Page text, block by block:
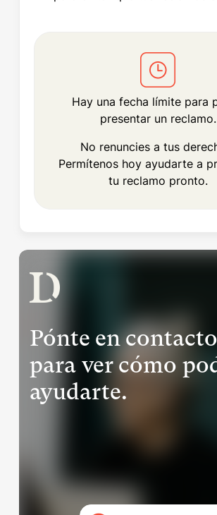
Hay una fecha límite para
presentar un reclamo.
No renuncies a tus
Permítenos hoy ayudarte a
tu reclamo pronto.
Pónte en
para ver cómo
ayudarte.